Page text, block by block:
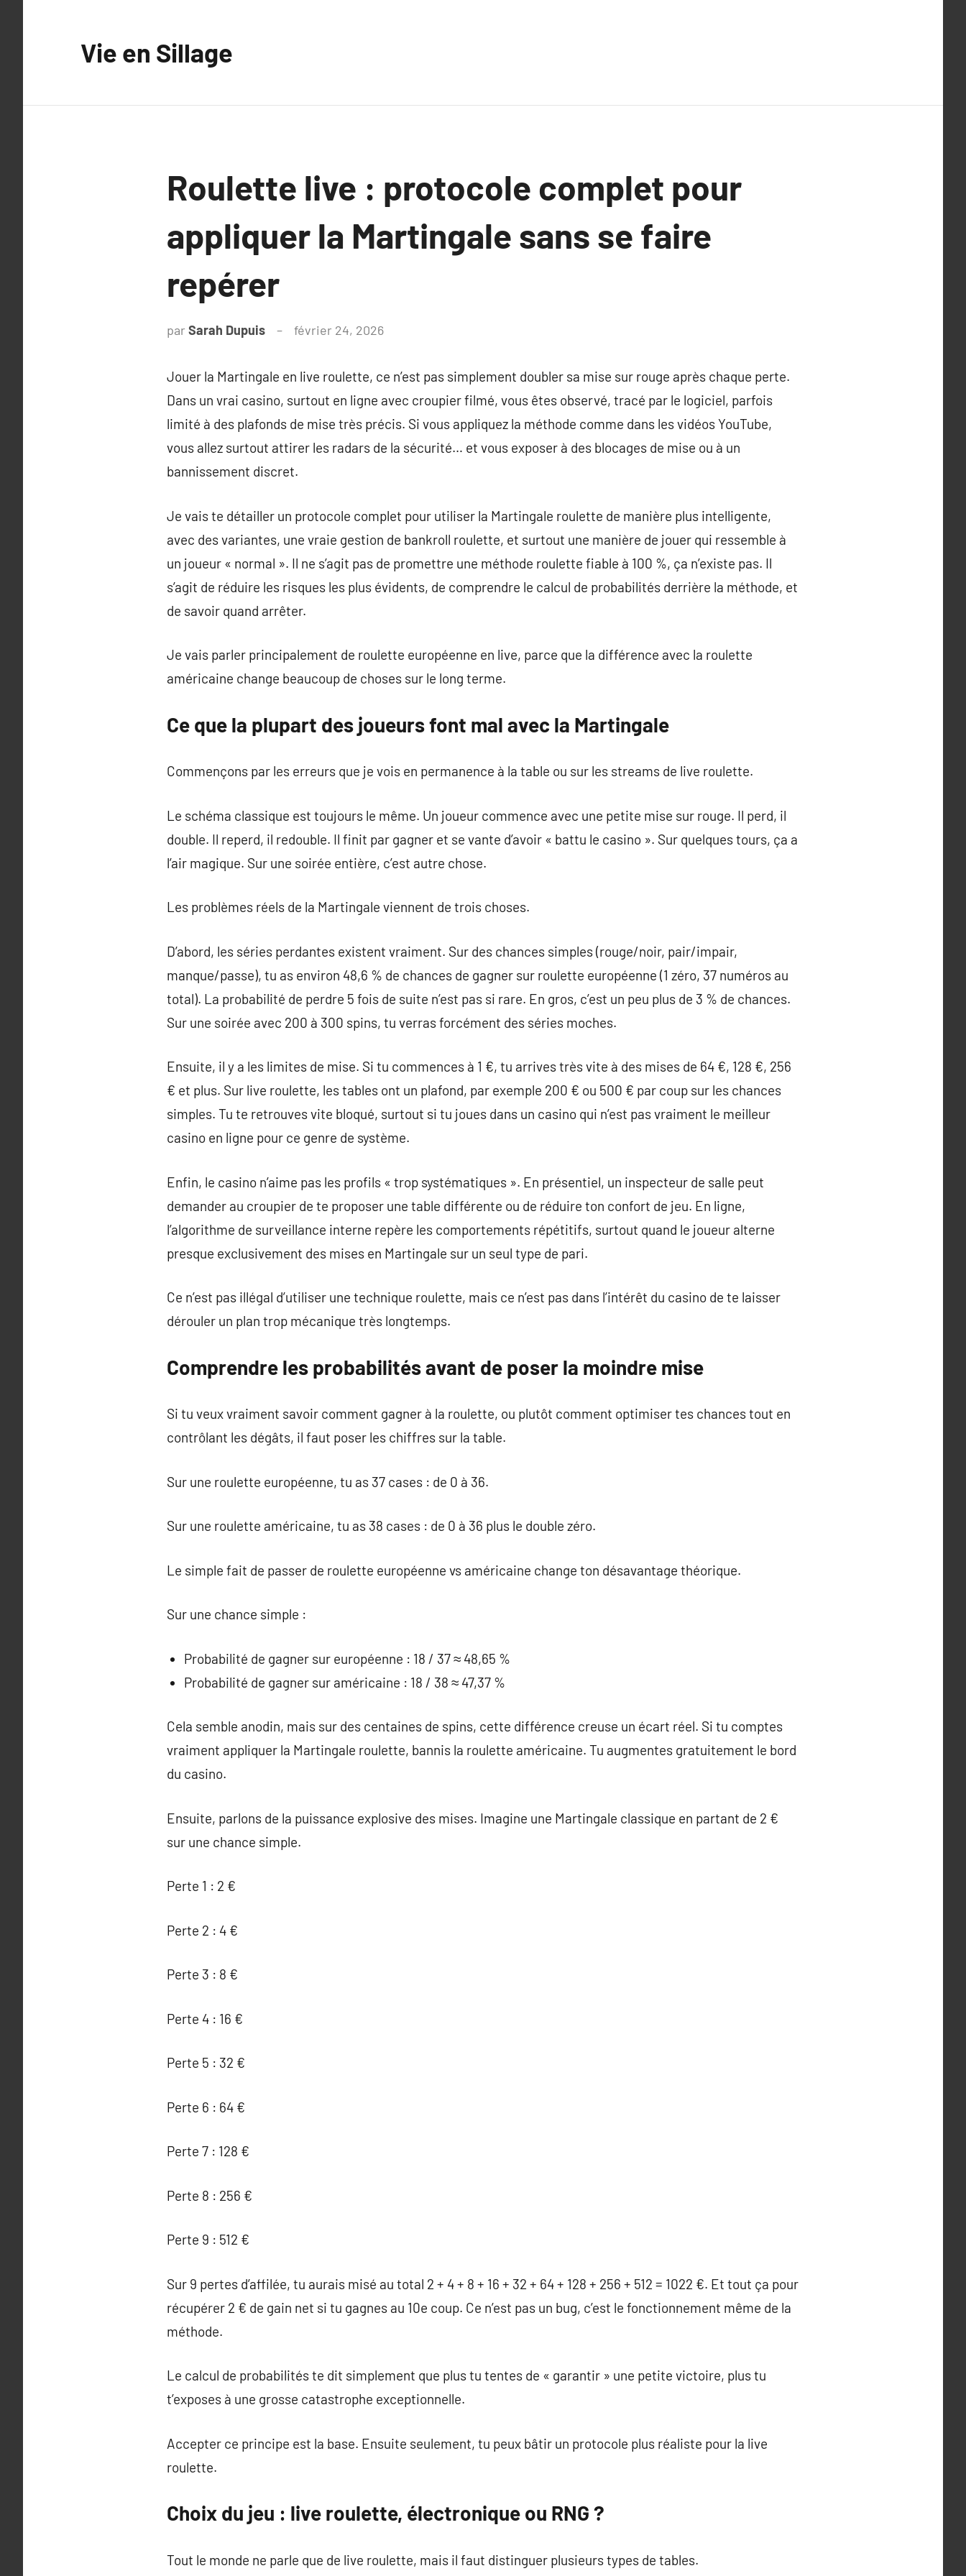
Vie en Sillage
Roulette live : protocole complet pour
appliquer la Martingale sans se faire
repérer
par Sarah Dupuis février 24, 2026
Jouer la Martingale en live roulette, ce n’est pas simplement doubler sa mise sur rouge après chaque perte.
Dans un vrai casino, surtout en ligne avec croupier filmé, vous êtes observé, tracé par le logiciel, parfois
limité à des plafonds de mise très précis. Si vous appliquez la méthode comme dans les vidéos YouTube,
vous allez surtout attirer les radars de la sécurité… et vous exposer à des blocages de mise ou à un
bannissement discret.
Je vais te détailler un protocole complet pour utiliser la Martingale roulette de manière plus intelligente,
avec des variantes, une vraie gestion de bankroll roulette, et surtout une manière de jouer qui ressemble à
un joueur « normal ». Il ne s’agit pas de promettre une méthode roulette fiable à 100 %, ça n’existe pas. Il
s’agit de réduire les risques les plus évidents, de comprendre le calcul de probabilités derrière la méthode, et
de savoir quand arrêter.
Je vais parler principalement de roulette européenne en live, parce que la différence avec la roulette
américaine change beaucoup de choses sur le long terme.
Ce que la plupart des joueurs font mal avec la Martingale
Commençons par les erreurs que je vois en permanence à la table ou sur les streams de live roulette.
Le schéma classique est toujours le même. Un joueur commence avec une petite mise sur rouge. Il perd, il
double. Il reperd, il redouble. Il finit par gagner et se vante d’avoir « battu le casino ». Sur quelques tours, ça a
l’air magique. Sur une soirée entière, c’est autre chose.
Les problèmes réels de la Martingale viennent de trois choses.
D’abord, les séries perdantes existent vraiment. Sur des chances simples (rouge/noir, pair/impair,
manque/passe), tu as environ 48,6 % de chances de gagner sur roulette européenne (1 zéro, 37 numéros au
total). La probabilité de perdre 5 fois de suite n’est pas si rare. En gros, c’est un peu plus de 3 % de chances.
Sur une soirée avec 200 à 300 spins, tu verras forcément des séries moches.
Ensuite, il y a les limites de mise. Si tu commences à 1 €, tu arrives très vite à des mises de 64 €, 128 €, 256
€ et plus. Sur live roulette, les tables ont un plafond, par exemple 200 € ou 500 € par coup sur les chances
simples. Tu te retrouves vite bloqué, surtout si tu joues dans un casino qui n’est pas vraiment le meilleur
casino en ligne pour ce genre de système.
Enfin, le casino n’aime pas les profils « trop systématiques ». En présentiel, un inspecteur de salle peut
demander au croupier de te proposer une table différente ou de réduire ton confort de jeu. En ligne,
l’algorithme de surveillance interne repère les comportements répétitifs, surtout quand le joueur alterne
presque exclusivement des mises en Martingale sur un seul type de pari.
Ce n’est pas illégal d’utiliser une technique roulette, mais ce n’est pas dans l’intérêt du casino de te laisser
dérouler un plan trop mécanique très longtemps.
Comprendre les probabilités avant de poser la moindre mise
Si tu veux vraiment savoir comment gagner à la roulette, ou plutôt comment optimiser tes chances tout en
contrôlant les dégâts, il faut poser les chiffres sur la table.
Sur une roulette européenne, tu as 37 cases : de 0 à 36.
Sur une roulette américaine, tu as 38 cases : de 0 à 36 plus le double zéro.
Le simple fait de passer de roulette européenne vs américaine change ton désavantage théorique.
Sur une chance simple :
Probabilité de gagner sur européenne : 18 / 37 ≈ 48,65 %
Probabilité de gagner sur américaine : 18 / 38 ≈ 47,37 %
Cela semble anodin, mais sur des centaines de spins, cette différence creuse un écart réel. Si tu comptes
vraiment appliquer la Martingale roulette, bannis la roulette américaine. Tu augmentes gratuitement le bord
du casino.
Ensuite, parlons de la puissance explosive des mises. Imagine une Martingale classique en partant de 2 €
sur une chance simple.
Perte 1 : 2 €
Perte 2 : 4 €
Perte 3 : 8 €
Perte 4 : 16 €
Perte 5 : 32 €
Perte 6 : 64 €
Perte 7 : 128 €
Perte 8 : 256 €
Perte 9 : 512 €
Sur 9 pertes d’affilée, tu aurais misé au total 2 + 4 + 8 + 16 + 32 + 64 + 128 + 256 + 512 = 1022 €. Et tout ça pour
récupérer 2 € de gain net si tu gagnes au 10e coup. Ce n’est pas un bug, c’est le fonctionnement même de la
méthode.
Le calcul de probabilités te dit simplement que plus tu tentes de « garantir » une petite victoire, plus tu
t’exposes à une grosse catastrophe exceptionnelle.
Accepter ce principe est la base. Ensuite seulement, tu peux bâtir un protocole plus réaliste pour la live
roulette.
Choix du jeu : live roulette, électronique ou RNG ?
Tout le monde ne parle que de live roulette, mais il faut distinguer plusieurs types de tables.